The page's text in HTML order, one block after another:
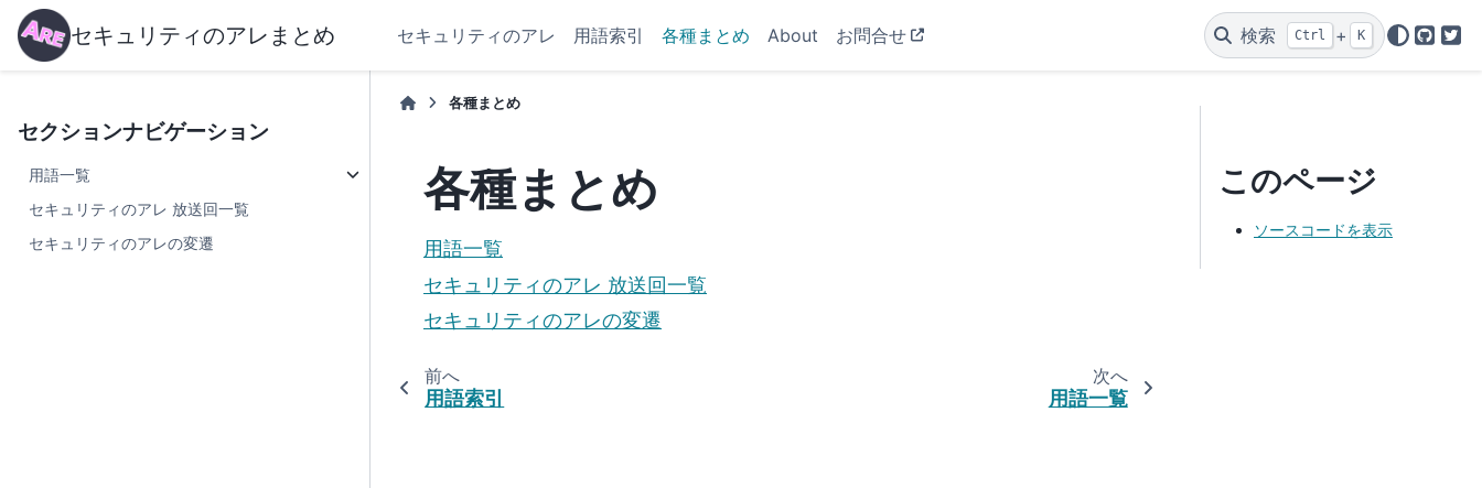
セキュリティのアレまとめ セキュリティのアレ 用語索引 各種まとめ About お問合せ 検索 Ctrl + K
GitHub
セクションナビゲーション
用語一覧
セキュリティのアレ 放送回一覧
セキュリティのアレの変遷
各種まとめ
各種まとめ
用語一覧
セキュリティのアレ 放送回一覧
セキュリティのアレの変遷
前へ
用語索引
次へ
用語一覧
このページ
ソースコードを表示